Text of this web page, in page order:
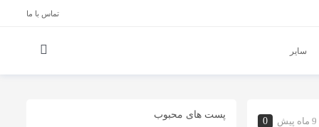
تماس با ما
سایر
9 ماه پیش 0
پست های محبوب